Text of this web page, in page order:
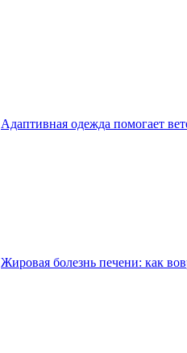
Адаптивная одежда помогает
Жировая болезнь печени: как